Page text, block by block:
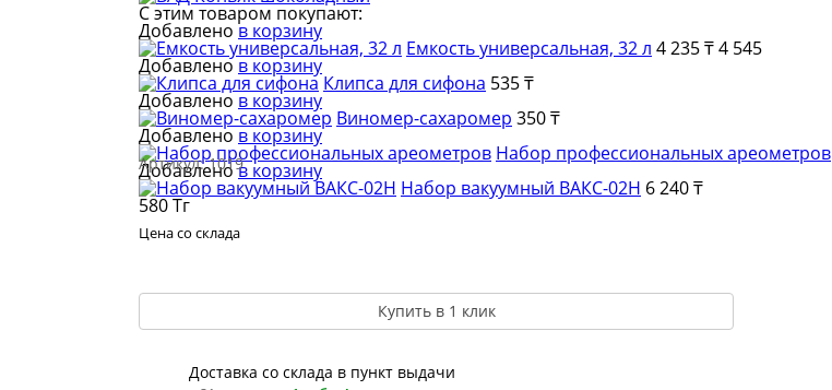
С этим товаром покупают:
Добавлено в корзину
Емкость универсальная, 32 л 4 235 ₸4 545
Добавлено в корзину
Клипса для сифона 535 ₸
Добавлено в корзину
Виномер-сахаромер 350 ₸
Добавлено в корзину
Набор профессиональных ареометров
Добавленов корзину
Набор вакуумный ВАКС-02Н 6 240 ₸
Артикул:1019
580Тг
Цена со склада
Купить в 1 клик
Доставка со склада в пункт выдачи